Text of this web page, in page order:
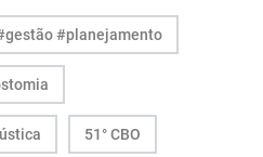
#planejamento
51° CBO